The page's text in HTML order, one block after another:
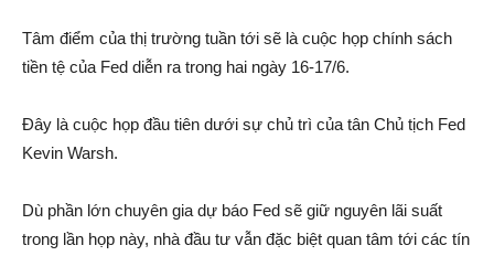
Tâm điểm của thị trường tuần tới sẽ là cuộc họp chính sách
tiền tệ của Fed diễn ra trong hai ngày 16-17/6.
Đây là cuộc họp đầu tiên dưới sự chủ trì của tân Chủ tịch Fed
Kevin Warsh.
Dù phần lớn chuyên gia dự báo Fed sẽ giữ nguyên lãi suất
trong lần họp này, nhà đầu tư vẫn đặc biệt quan tâm tới các tín